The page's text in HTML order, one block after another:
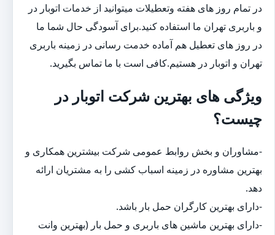
در تمام روز های هفته وتعطیلات میتوانید از خدمات اتوبار در
و باربری تهران ما استفاده کنید.برای آسودگی حال شما ما
در روز های تعطیل هم آماده خدمت رسانی در زمینه باربری
تهران و اتوبار در هستیم.کافی است با ما تماس بگیرید.
ویژگی های بهترین شرکت اتوبار در
چیست؟
-مشاوران و بخش روابط عمومی شرکت بیشترین همکاری و
بهترین مشاوره در زمینه اسباب کشی را به مشتریان ارائه
دهد.
-دارای بهترین کارگران حمل بار باشد.
-دارای بهترین ماشین های باربری و حمل بار (بهترین وانت